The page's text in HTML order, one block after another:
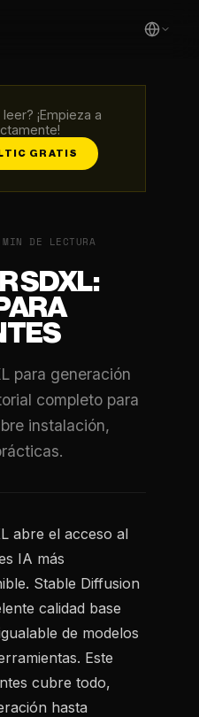
¡Empieza a
GRATIS
DE LECTURA
SDXL:
para generación
completo para
instalación,
abre el acceso al
IA más
Stable Diffusion
calidad base
de modelos
Este
cubre todo,
hasta